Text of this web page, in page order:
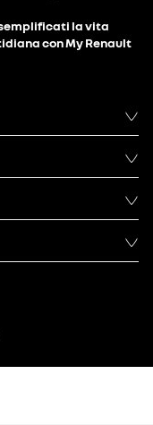
la vita
con My Renault